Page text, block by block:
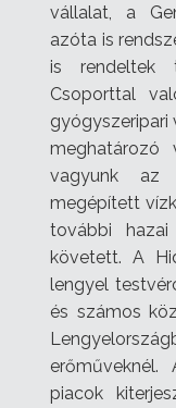
vállalat, a
azóta is
is rendeltek
Csoporttal
gyógyszeripari
meghatározó
vagyunk az
megépített
további
követett. A
lengyel
és számos
erőműveknél.
piacok